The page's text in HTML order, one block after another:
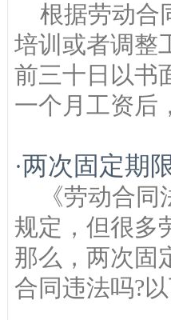
根据劳动合
培训或者调整
前三十日以书
一个月工资后
·两次固定期
《劳动合
规定，但很多
那么，两次固
合同违法吗?